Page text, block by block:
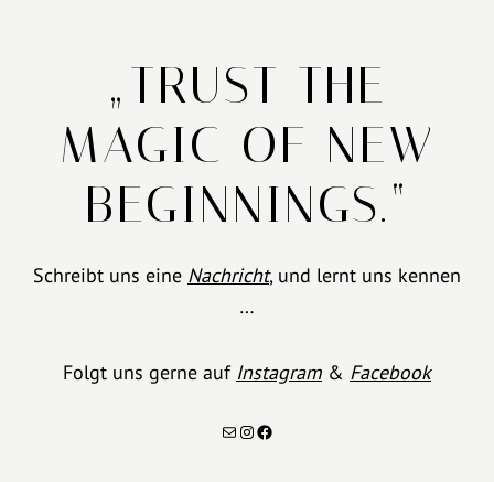
„TRUST THE
MAGIC OF NEW
BEGINNINGS.“
Schreibt uns eine Nachricht, und lernt uns kennen
…
Folgt uns gerne auf Instagram & Facebook
E-Mail Instagram Facebook